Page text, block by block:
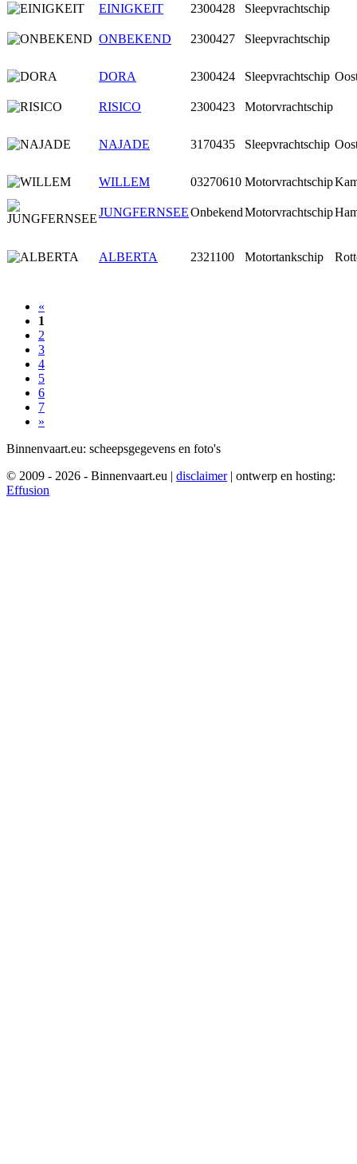
EINIGKEIT 2300428 Sleepvrachtschip
ONBEKEND 2300427 Sleepvrachtschip
DORA 2300424 Sleepvrachtschip
RISICO 2300423 Motorvrachtschip
NAJADE 3170435 Sleepvrachtschip
WILLEM 03270610 Motorvrachtschip
JUNGFERNSEEOnbekendMotorvrachtschip
ALBERTA 2321100 Motortankschip
«
1
2
3
4
5
6
7
»
Binnenvaart.eu: scheepsgegevens en foto's
© 2009 - 2026 - Binnenvaart.eu | disclaimer | ontwerp en hosting:
Effusion